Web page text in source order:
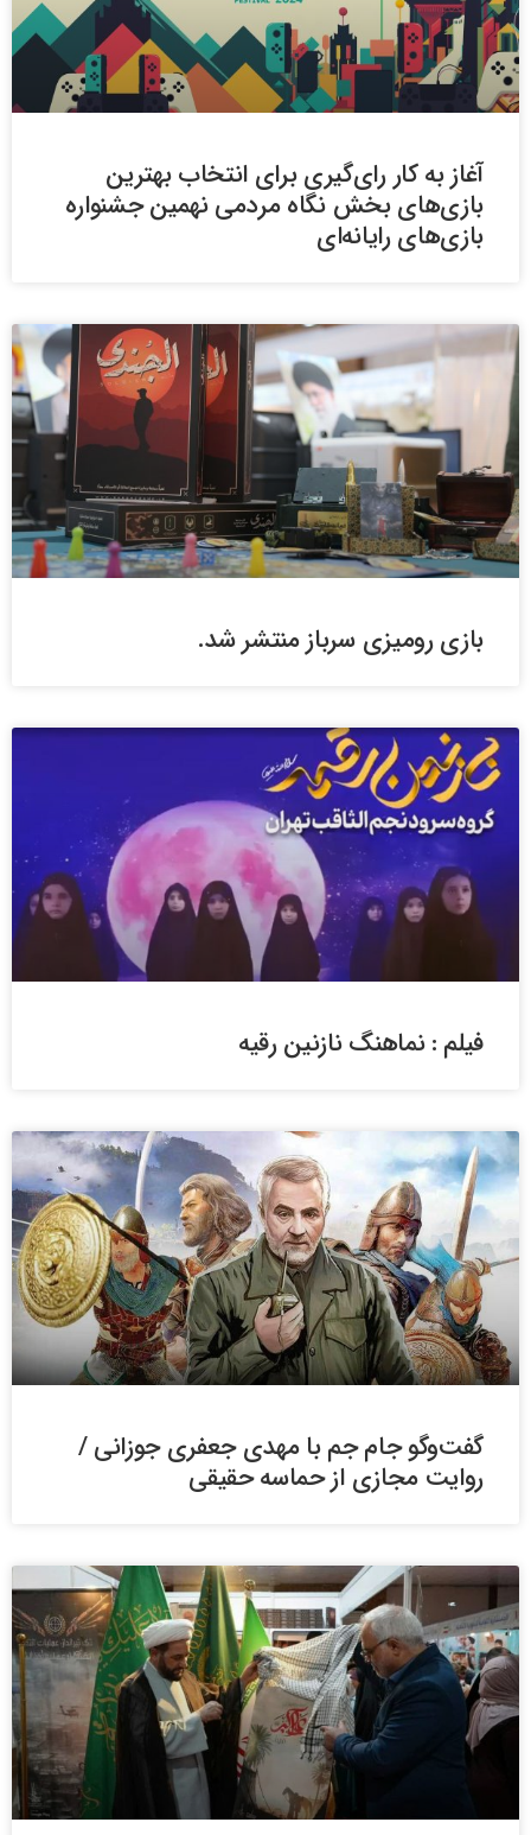
آغاز به کار رای‌گیری برای انتخاب بهترین
بازی‌های بخش نگاه مردمی نهمین جشنواره
بازی رومیزی سرباز منتشر شد.
فیلم : نماهنگ نازنین رقیه
گفت‌وگو جام جم با مهدی جعفری جوزانی /
روایت‌ مجازی از حماسه‌ حقیقی
انیمیشن واقعیت مجازی «اکبر لیلا» در
نمایشگاه بغداد رونمایی شد